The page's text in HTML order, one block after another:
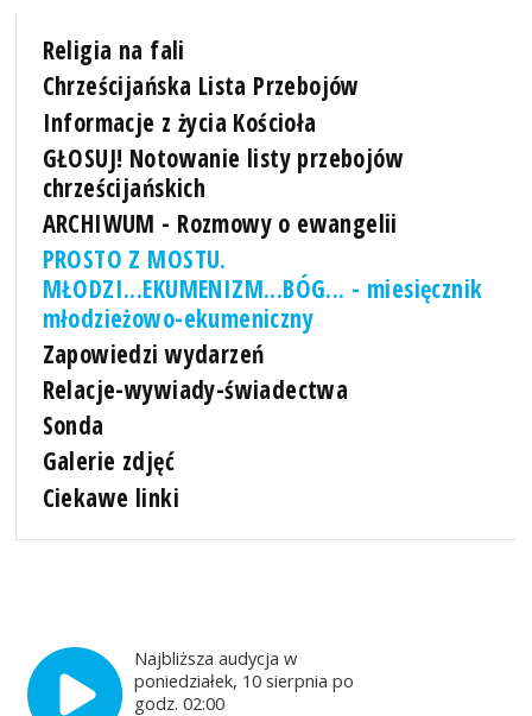
Religia na fali
Chrześcijańska Lista Przebojów
Informacje z życia Kościoła
GŁOSUJ! Notowanie listy przebojów
chrześcijańskich
ARCHIWUM - Rozmowy o ewangelii
PROSTO Z MOSTU.
MŁODZI...EKUMENIZM...BÓG... - miesięcznik
młodzieżowo-ekumeniczny
Zapowiedzi wydarzeń
Relacje-wywiady-świadectwa
Sonda
Galerie zdjęć
Ciekawe linki
Najbliższa audycja w
poniedziałek, 10 sierpnia po
godz. 02:00